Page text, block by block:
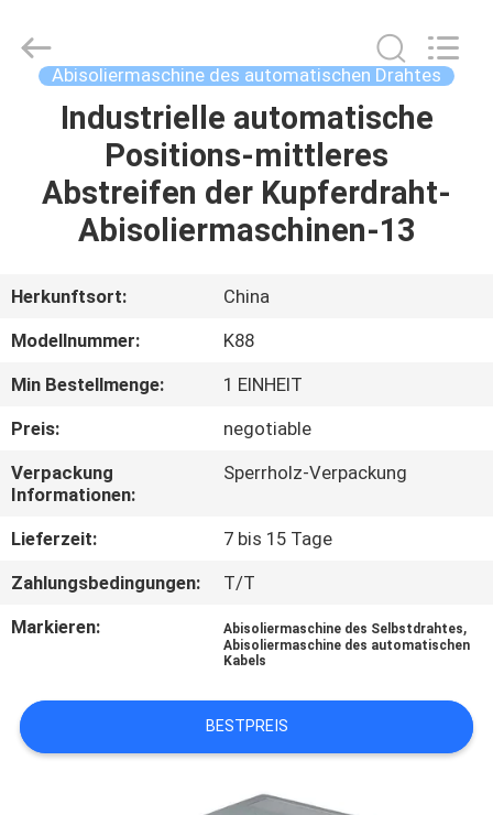
HAUS
PRODUKTE
UNS
AUSFLUG
QUALITÄTSKONTROLLE
TRETEN
SIE
MIT
VERBINDUNG
Limited.
Abisoliermaschine des automatischen Drahtes
Industrielle automatische
Positions-mittleres
Abstreifen der Kupferdraht-
Abisoliermaschinen-13
Herkunftsort:
China
Modellnummer:
K88
Min Bestellmenge:
1 EINHEIT
Preis:
negotiable
Verpackung
Informationen:
Sperrholz-Verpackung
Lieferzeit:
7 bis 15 Tage
Zahlungsbedingungen:
T/T
Markieren:
Abisoliermaschine des Selbstdrahtes,
Abisoliermaschine des automatischen
Kabels
BESTPREIS